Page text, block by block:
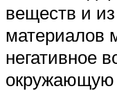
веществ и
материалов
негативное
окружающую